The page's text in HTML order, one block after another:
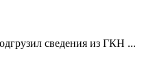
сведения из ГКН ...